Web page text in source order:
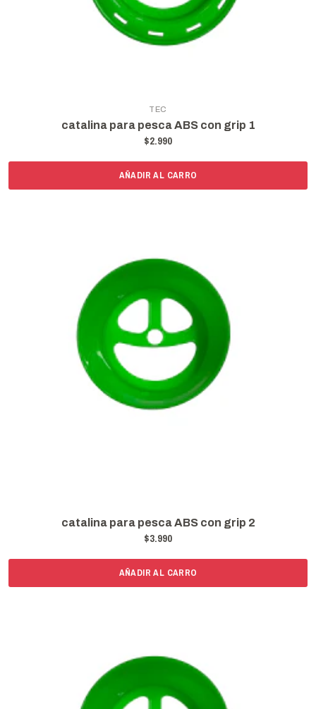
TEC
catalina para pesca ABS con grip 1
$2.990
AÑADIR AL CARRO
catalina para pesca ABS con grip 2
$3.990
AÑADIR AL CARRO